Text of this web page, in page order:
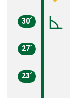
30´
27´
23´